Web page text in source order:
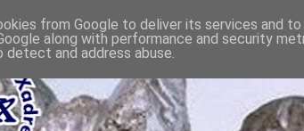
from Google to deliver its services and
along with performance and security
and address abuse.